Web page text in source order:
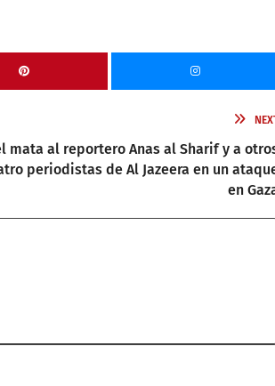
mata al reportero Anas al Sharif y a
periodistas de Al Jazeera en un
en